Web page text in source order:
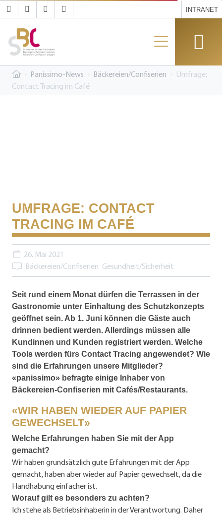
INTRANET
Panissimo-News Bäckereien/Confiserien
Umfrage:
Contact Tracing im Café
UMFRAGE: CONTACT
TRACING IM CAFÉ
26. Mai 2021
Bäckereien/Confiserien Gesundheit/Sicherheit
Seit rund einem Monat dürfen die Terrassen in der
Gastronomie unter Einhaltung des Schutzkonzepts
geöffnet sein. Ab 1. Juni können die Gäste auch
drinnen bedient werden. Allerdings müssen alle
Kundinnen und Kunden registriert werden. Welche
Tools werden fürs Contact Tracing angewendet? Wie
sind die Erfahrungen unsere Mitglieder?
«panissimo» befragte einige Inhaber von
Bäckereien-Confiserien mit Cafés/Restaurants.
«WIR HABEN WIEDER AUF PAPIER
GEWECHSELT»
Welche Erfahrungen haben Sie mit der App
gemacht?
Wir haben grundsätzlich gute Erfahrungen mit der App
gemacht, haben aber wieder auf Papier gewechselt, da die
Handhabung einfacher ist.
Worauf gilt es besonders zu achten?
Ich stehe als Betriebsinhaberin in der Verantwortung. Daher